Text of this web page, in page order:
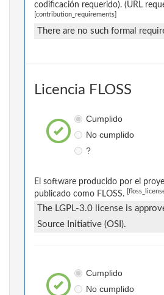
codificación requerido). (URL
[contribution_requirements]
There are no such formal
Licencia FLOSS
Cumplido
No cumplido
?
El software producido por el
publicado como FLOSS.
The LGPL-3.0 license is
Source Initiative (OSI).
Cumplido
No cumplido